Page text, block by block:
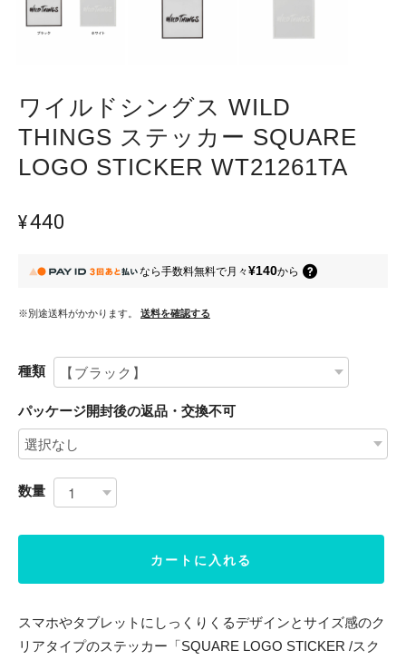
ワイルドシングス WILD
THINGS ステッカー SQUARE
LOGO STICKER WT21261TA
¥440
なら手数料無料で月々¥140から
※別途送料がかかります。 送料を確認する
種類
パッケージ開封後の返品・交換不可
数量
カートに入れる
スマホやタブレットにしっくりくるデザインとサイズ感のク
リアタイプのステッカー「SQUARE LOGO STICKER /スク